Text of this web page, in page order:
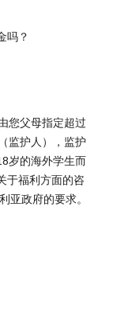
吗？
您父母指定超过
监护人），监护
岁的海外学生而
于福利方面的咨
亚政府的要求。